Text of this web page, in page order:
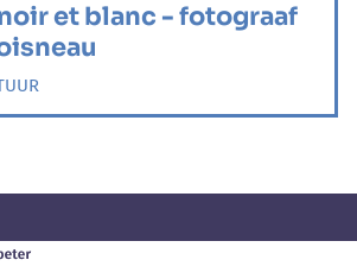
et blanc - fotograaf